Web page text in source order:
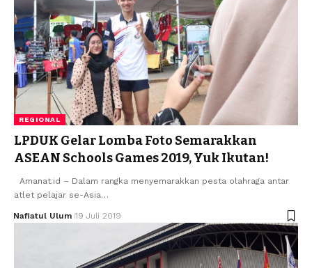
REGIONAL
LPDUK Gelar Lomba Foto Semarakkan
ASEAN Schools Games 2019, Yuk Ikutan!
Amanat.id – Dalam rangka menyemarakkan pesta olahraga antar
atlet pelajar se-Asia…
Nafiatul Ulum 19 Juli 2019